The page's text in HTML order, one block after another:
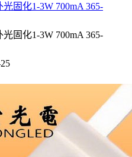
固化1-3W 700mA 365-
固化1-3W 700mA 365-